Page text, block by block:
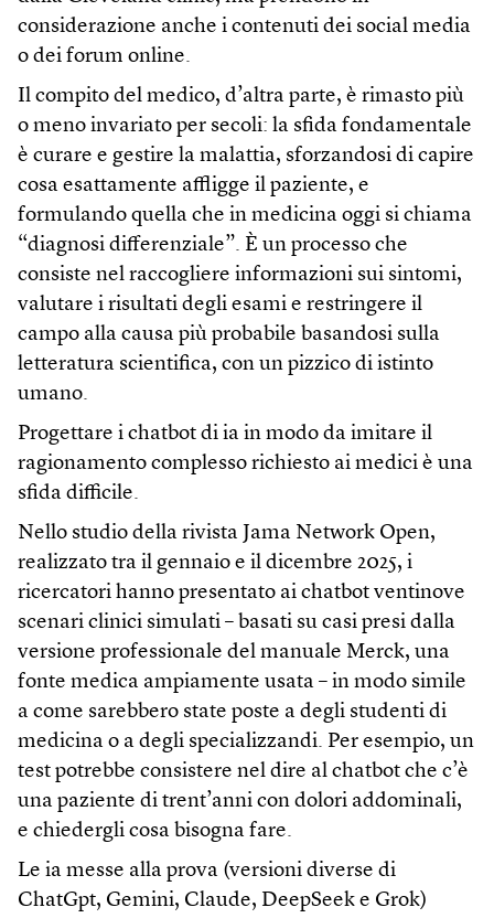
considerazione anche i contenuti dei social media
o dei forum online.
Il compito del medico, d’altra parte, è rimasto più
o meno invariato per secoli: la sfida fondamentale
è curare e gestire la malattia, sforzandosi di capire
cosa esattamente affligge il paziente, e
formulando quella che in medicina oggi si chiama
“diagnosi differenziale”. È un processo che
consiste nel raccogliere informazioni sui sintomi,
valutare i risultati degli esami e restringere il
campo alla causa più probabile basandosi sulla
letteratura scientifica, con un pizzico di istinto
umano.
Progettare i chatbot di ia in modo da imitare il
ragionamento complesso richiesto ai medici è una
sfida difficile.
Nello studio della rivista Jama Network Open,
realizzato tra il gennaio e il dicembre 2025, i
ricercatori hanno presentato ai chatbot ventinove
scenari clinici simulati – basati su casi presi dalla
versione professionale del manuale Merck, una
fonte medica ampiamente usata – in modo simile
a come sarebbero state poste a degli studenti di
medicina o a degli specializzandi. Per esempio, un
test potrebbe consistere nel dire al chatbot che c’è
una paziente di trent’anni con dolori addominali,
e chiedergli cosa bisogna fare.
Le ia messe alla prova (versioni diverse di
ChatGpt, Gemini, Claude, DeepSeek e Grok)